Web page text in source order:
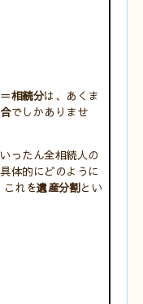
相続分は、あくま
でしかありませ
ったん全相続人の
体的にどのように
これを遺産分割とい